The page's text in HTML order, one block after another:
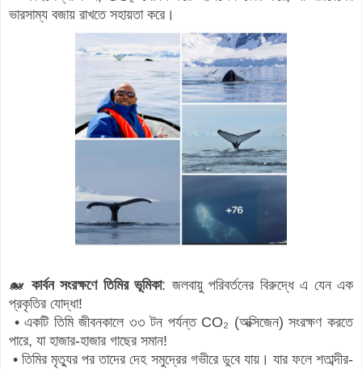
ভারসাম্য বজায় রাখতে সহায়তা করে।
🐋 কার্বন সংরক্ষণে তিমির ভূমিকা: জলবায়ু পরিবর্তনের বিরুদ্ধে এ যেন এক
প্রকৃতির যোদ্ধা!
• একটি তিমি জীবনকালে ৩৩ টন পর্যন্ত CO₂ (অক্সিজেন) সংরক্ষণ করতে
পারে, যা হাজার-হাজার গাছের সমান!
• তিমির মৃত্যুর পর তাদের দেহ সমুদ্রের গভীরে ডুবে যায়। যার ফলে শতাব্দীর-